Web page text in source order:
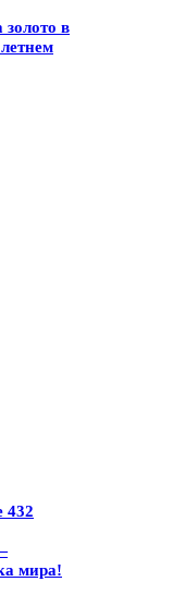
в
432
мира!